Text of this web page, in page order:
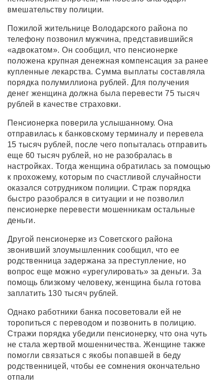
вмешательству полиции.
Пожилой жительнице Володарского района по
телефону позвонил мужчина, представившийся
«адвокатом». Он сообщил, что пенсионерке
положена крупная денежная компенсация за ранее
купленные лекарства. Сумма выплаты составляла
порядка полумиллиона рублей. Для получения
денег женщина должна была перевести 75 тысяч
рублей в качестве страховки.
Пенсионерка поверила услышанному. Она
отправилась к банковскому терминалу и перевела
15 тысяч рублей, после чего попыталась отправить
еще 60 тысяч рублей, но не разобралась в
настройках. Тогда женщина обратилась за помощью
к прохожему, которым по счастливой случайности
оказался сотрудником полиции. Страж порядка
быстро разобрался в ситуации и не позволил
пенсионерке перевести мошенникам остальные
деньги.
Другой пенсионерке из Советского района
звонивший злоумышленник сообщил, что ее
родственница задержана за преступление, но
вопрос еще можно «урегулировать» за деньги. За
помощь близкому человеку, женщина была готова
заплатить 130 тысяч рублей.
Однако работники банка посоветовали ей не
торопиться с переводом и позвонить в полицию.
Стражи порядка убедили пенсионерку, что она чуть
не стала жертвой мошенничества. Женщине также
помогли связаться с якобы попавшей в беду
родственницей, чтобы ее сомнения окончательно
отпали